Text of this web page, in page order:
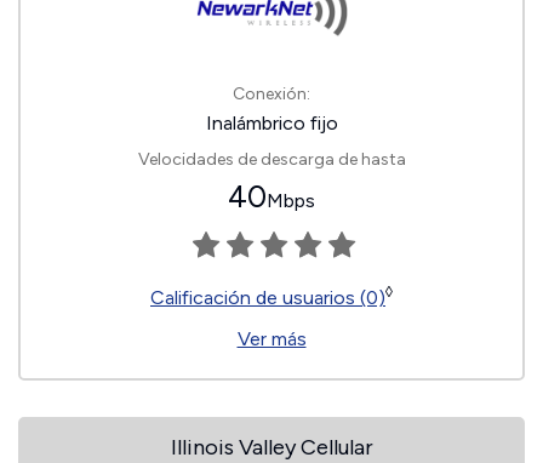
Conexión:
Inalámbrico fijo
Velocidades de descarga de hasta
40Mbps
Calificación de usuarios (0)◊
Ver más
Illinois Valley Cellular